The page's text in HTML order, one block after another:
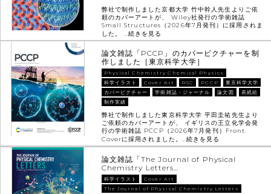
弊社で制作しました京都大学 竹中幹人先生よりご依
頼のカバーアートが、 Wiley社発行の学術雑誌
Small Structures（2026年7月発刊）に採用されま
した。 …続きを見る
論文雑誌「PCCP」のカバーピクチャーを制
作しました［東京科学大学］
Physical Chemistry Chemical Physics
科学イラスト
Cover Art RSC PCCP
東京科学大学
カバーピクチャー
学術雑誌・ジャーナル 論文図
表紙絵
制作実績
弊社で制作しました東京科学大学 平田圭祐先生より
ご依頼のカバーアートが、 イギリスの王立化学会発
行の学術雑誌 PCCP（2026年7月発刊）Front
Coverに採用されました。…続きを見る
論文雑誌「The Journal of Physical
Chemistry Letters…
科学イラスト
Cover Art
The Journal of Physical Chemistry Letters